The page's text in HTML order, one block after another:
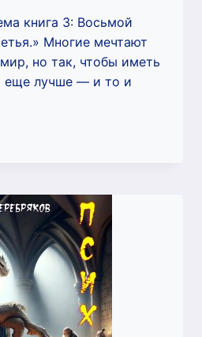
книга 3: Восьмой
Многие мечтают
но так, чтобы иметь
еще лучше — и то и